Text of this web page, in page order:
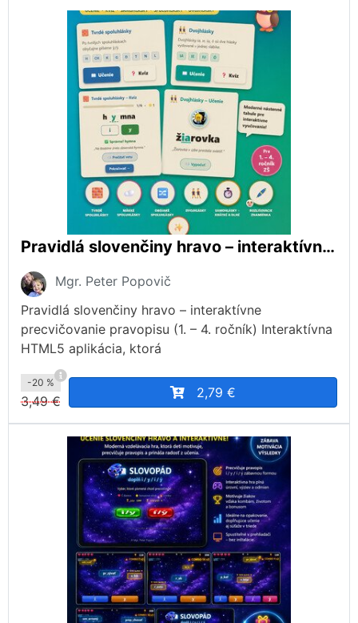
Pravidlá slovenčiny hravo – interaktívne precvičovanie pravopisu (1. – 4. ročník)
Mgr. Peter Popovič
Pravidlá slovenčiny hravo – interaktívne
precvičovanie pravopisu (1. – 4. ročník) Interaktívna
HTML5 aplikácia, ktorá
-20 %
3,49 €
2,79 €